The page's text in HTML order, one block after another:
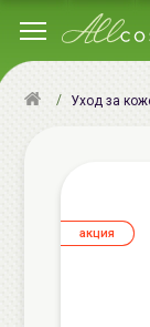
Уход за
aкция